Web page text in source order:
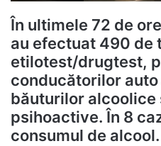
În ultimele 72 de
au efectuat 490 de
etilotest/drugtest,
conducătorilor
băuturilor alcoolice
psihoactive. În 8
consumul de alcool.